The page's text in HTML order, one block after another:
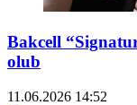
Bakcell
olub
11.06.2026 14:52